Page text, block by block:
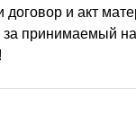
и акт
за принимаемый